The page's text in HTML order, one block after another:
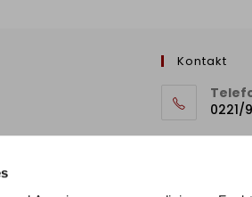
Kontakt
0221/